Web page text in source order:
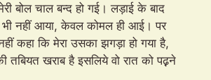
बोल चाल बन्द हो गई। लड़ाई के बाद
भी नहीं आया, केवल कोमल ही आई। पर
कहा कि मेरा उसका झगड़ा हो गया है,
तबियत खराब है इसलिये वो रात को पढ़़ने